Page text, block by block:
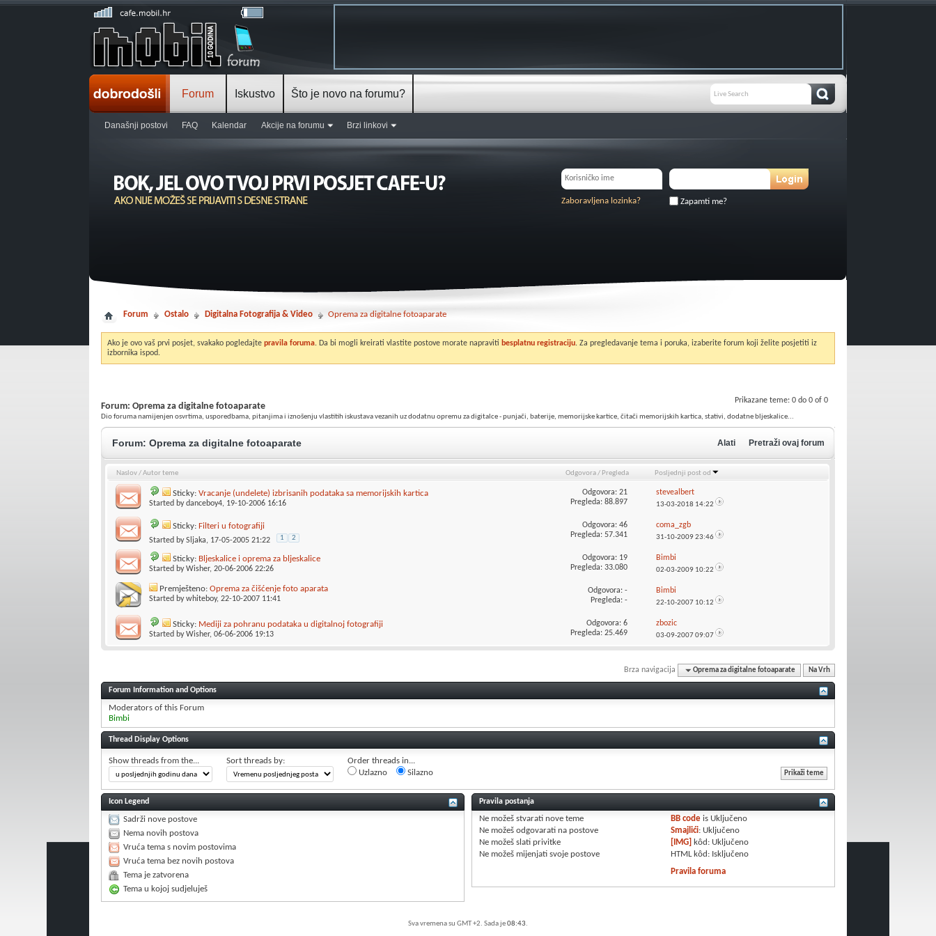
Forum
Današnji postovi FAQ Kalendar Akcije na forumu Brzi linkovi
Iskustvo Što je novo na forumu?
Zapamti me?
Zaboravljena lozinka?
Forum Ostalo Digitalna Fotografija & Video Oprema za digitalne fotoaparate
Ako je ovo vaš prvi posjet, svakako pogledajte pravila foruma. Da bi mogli kreirati vlastite postove morate napraviti besplatnu registraciju. Za pregledavanje tema i poruka, izaberite forum koji želite posjetiti iz
izbornika ispod.
Prikazane teme: 0 do 0 of 0
Forum: Oprema za digitalne fotoaparate
Dio foruma namijenjen osvrtima, usporedbama, pitanjima i iznošenju vlastitih iskustava vezanih uz dodatnu opremu za digitalce - punjači, baterije, memorijske kartice, čitači memorijskih kartica, stativi, dodatne bljeskalice...
Forum: Oprema za digitalne fotoaparate Alati Pretraži ovaj forum
Naslov/Autor teme Odgovora/ Pregleda Posljednji post od
Sticky: Vracanje (undelete) izbrisanih podataka sa memorijskih kartica
Started bydanceboy4, 19-10-2006 16:16
Odgovora: 21
Pregleda: 88.897
stevealbert
13-03-2018 14:22
Sticky: Filteri u fotografiji
Started bySljaka, 17-05-2005 21:22 1 2
Odgovora: 46
Pregleda: 57.341
coma_zgb
31-10-200923:46
Sticky: Bljeskalice i oprema za bljeskalice
Started byWisher, 20-06-2006 22:26
Odgovora: 19
Pregleda: 33.080
Bimbi
02-03-2009 10:22
Premješteno: Oprema za čišćenje foto aparata
Started bywhiteboy, 22-10-2007 11:41
Odgovora: -
Pregleda: -
Bimbi
22-10-2007 10:12
Sticky: Mediji za pohranu podataka u digitalnoj fotografiji
Started byWisher, 06-06-2006 19:13
Odgovora: 6
Pregleda: 25.469
zbozic
03-09-200709:07
Brza navigacija Oprema za digitalne fotoaparate Na Vrh
Forum Information and Options
Moderators of this Forum
Bimbi
Thread Display Options
Show threads from the... Sort threads by:
Order threads in...
Uzlazno
Silazno
Icon Legend
Sadrži nove postove
Nema novih postova
Vruća tema s novim postovima
Vruća tema bez novih postova
Tema je zatvorena
Tema u kojoj sudjeluješ
Pravila postanja
Ne možeš stvarati nove teme
Ne možešodgovarati na postove
Ne možeš slati privitke
Ne možeš mijenjati svoje postove
BB code isUključeno
Smajlići: Uključeno
[IMG] kôd: Uključeno
HTML kôd: Isključeno
Pravila foruma
Sva vremena su GMT +2. Sada je08:43.